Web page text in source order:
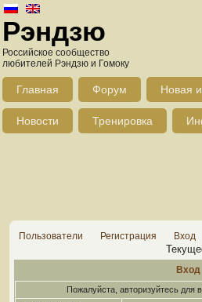
Рэндзю
Российское сообщество
любителей Рэндзю и Гомоку
Главная Форум Новая
Новости Тренировка
Пользователи Регистрация Вход
Вход
Пожалуйста, авторизуйтесь для